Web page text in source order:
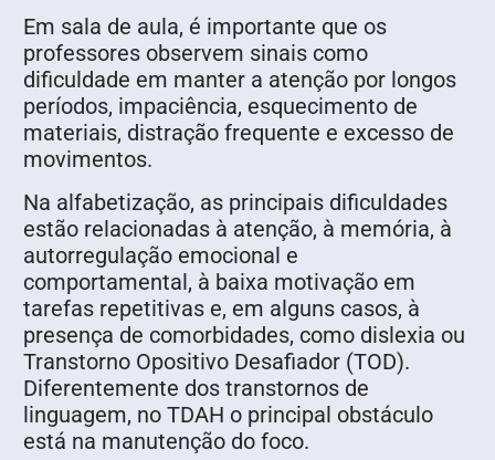
Em sala de aula, é importante que os
professores observem sinais como
dificuldade em manter a atenção por longos
períodos, impaciência, esquecimento de
materiais, distração frequente e excesso de
movimentos.
Na alfabetização, as principais dificuldades
estão relacionadas à atenção, à memória, à
autorregulação emocional e
comportamental, à baixa motivação em
tarefas repetitivas e, em alguns casos, à
presença de comorbidades, como dislexia ou
Transtorno Opositivo Desafiador (TOD).
Diferentemente dos transtornos de
linguagem, no TDAH o principal obstáculo
está na manutenção do foco.